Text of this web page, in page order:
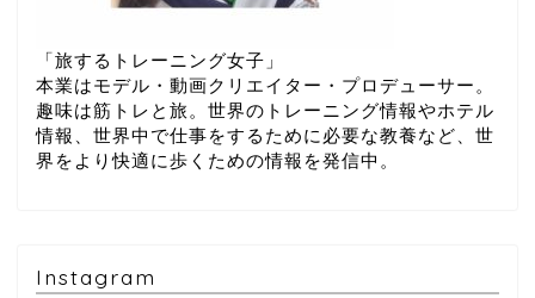
「旅するトレーニング女子」
本業はモデル・動画クリエイター・プロデューサー。
趣味は筋トレと旅。世界のトレーニング情報やホテル
情報、世界中で仕事をするために必要な教養など、世
界をより快適に歩くための情報を発信中。
Instagram